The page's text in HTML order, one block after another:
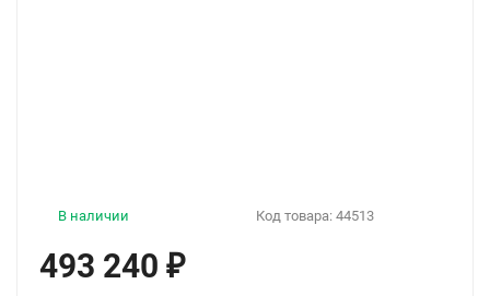
Код товара: 44513
В наличии
493 240 ₽